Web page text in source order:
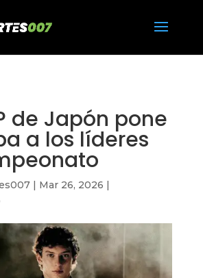
de Japón pone
a los líderes
| Mar 26, 2026 |